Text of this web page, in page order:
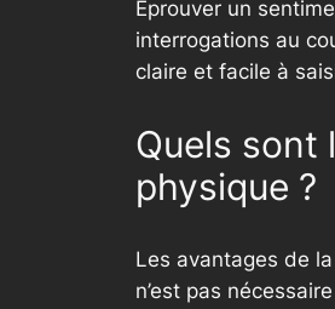
Éprouver un
interrogations au
claire et facile à
Quels sont
physique ?
Les avantages de
n’est pas